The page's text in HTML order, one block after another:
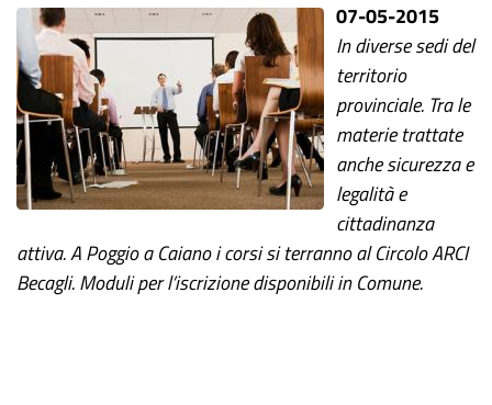
07-05-2015
In diverse sedi del
territorio
provinciale. Tra le
materie trattate
anche sicurezza e
legalità e
cittadinanza
attiva. A Poggio a Caiano i corsi si terranno al Circolo ARCI
Becagli. Moduli per l’iscrizione disponibili in Comune.